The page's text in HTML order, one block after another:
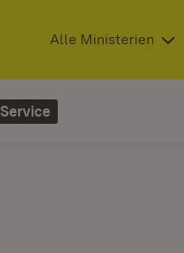
(Öffnet in neuem Fenster)
Alle Ministerien
Service